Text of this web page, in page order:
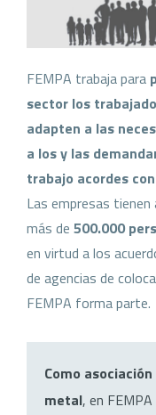
FEMPA trabaja para
sector los
adapten a las
a los y las
trabajo acordes
Las empresas
más de 500.000
en virtud a los
de agencias de
FEMPA forma parte.
Como
metal, en